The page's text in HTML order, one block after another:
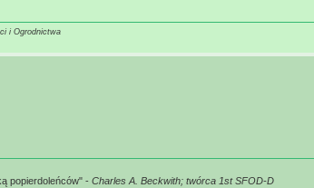
i Ogrodnictwa
popierdoleńców" - Charles A. Beckwith; twórca 1st SFOD-D